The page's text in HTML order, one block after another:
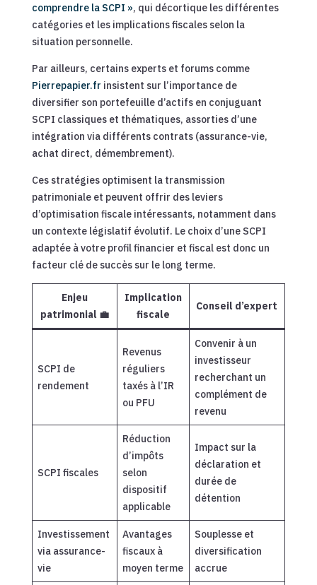
comprendre la SCPI », qui décortique les différentes
catégories et les implications fiscales selon la
situation personnelle.
Par ailleurs, certains experts et forums comme
Pierrepapier.fr insistent sur l’importance de
diversifier son portefeuille d’actifs en conjuguant
SCPI classiques et thématiques, assorties d’une
intégration via différents contrats (assurance-vie,
achat direct, démembrement).
Ces stratégies optimisent la transmission
patrimoniale et peuvent offrir des leviers
d’optimisation fiscale intéressants, notamment dans
un contexte législatif évolutif. Le choix d’une SCPI
adaptée à votre profil financier et fiscal est donc un
facteur clé de succès sur le long terme.
Enjeu
patrimonial 💼
Implication
fiscale
Conseil d’expert
SCPI de
rendement
Revenus
réguliers
taxés à l’IR
ou PFU
Convenir à un
investisseur
recherchant un
complément de
revenu
SCPI fiscales
Réduction
d’impôts
selon
dispositif
applicable
Impact sur la
déclaration et
durée de
détention
Investissement
via assurance-
vie
Avantages
fiscaux à
moyen terme
Souplesse et
diversification
accrue